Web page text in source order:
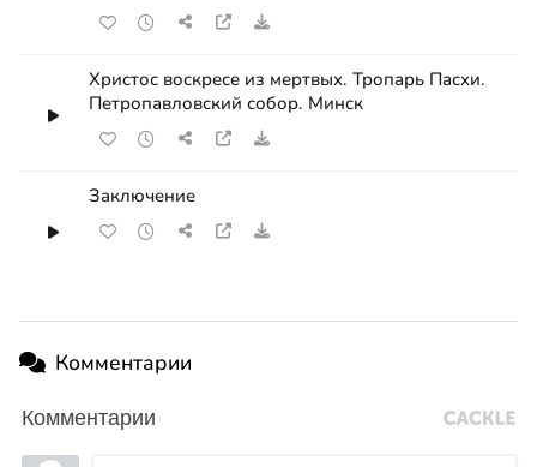
Христос воскресе из мертвых. Тропарь Пасхи.
Петропавловский собор. Минск
Заключение
Комментарии
Комментарии